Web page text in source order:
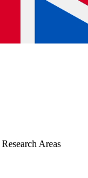
Research Areas